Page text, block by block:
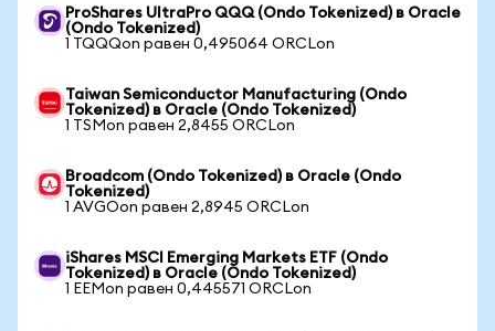
ProShares UltraPro QQQ (Ondo Tokenized) в Oracle
(Ondo Tokenized)
1 TQQQon равен 0,495064 ORCLon
Taiwan Semiconductor Manufacturing (Ondo
Tokenized) в Oracle (Ondo Tokenized)
1 TSMon равен 2,8455 ORCLon
Broadcom (Ondo Tokenized) в Oracle (Ondo
Tokenized)
1 AVGOon равен 2,8945 ORCLon
iShares MSCI Emerging Markets ETF (Ondo
Tokenized) в Oracle (Ondo Tokenized)
1 EEMon равен 0,445571 ORCLon